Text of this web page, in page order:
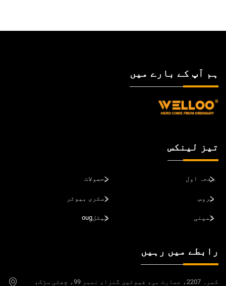
ہم آپ کے بارے میں
تیز لینکس
صفحہ اول محصولات
سروس ڈسٹری بیوٹر
کمپنی کیٹلoug
رابطے میں رہیں
کمرہ 2207، عمارت بی، فیوٹین گنزا، نمبر 99، چھٹی سڑک،